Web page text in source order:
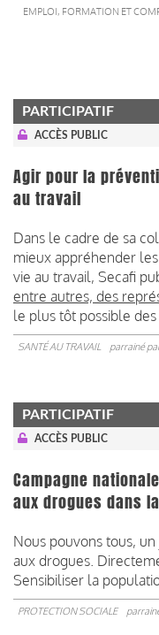
EMPLOI, FORMATION ET
PARTICIPATIF
ACCÈS PUBLIC
Agir pour la
au travail
Dans le cadre de sa
mieux appréhender
vie au travail, Secafi
entre autres, des
le plus tôt possible
SANTÉ AU TRAVAIL parrainé
PARTICIPATIF
ACCÈS PUBLIC
Campagne
aux drogues dans
Nous pouvons tous,
aux drogues.
Sensibiliser la
PROTECTION SOCIALE